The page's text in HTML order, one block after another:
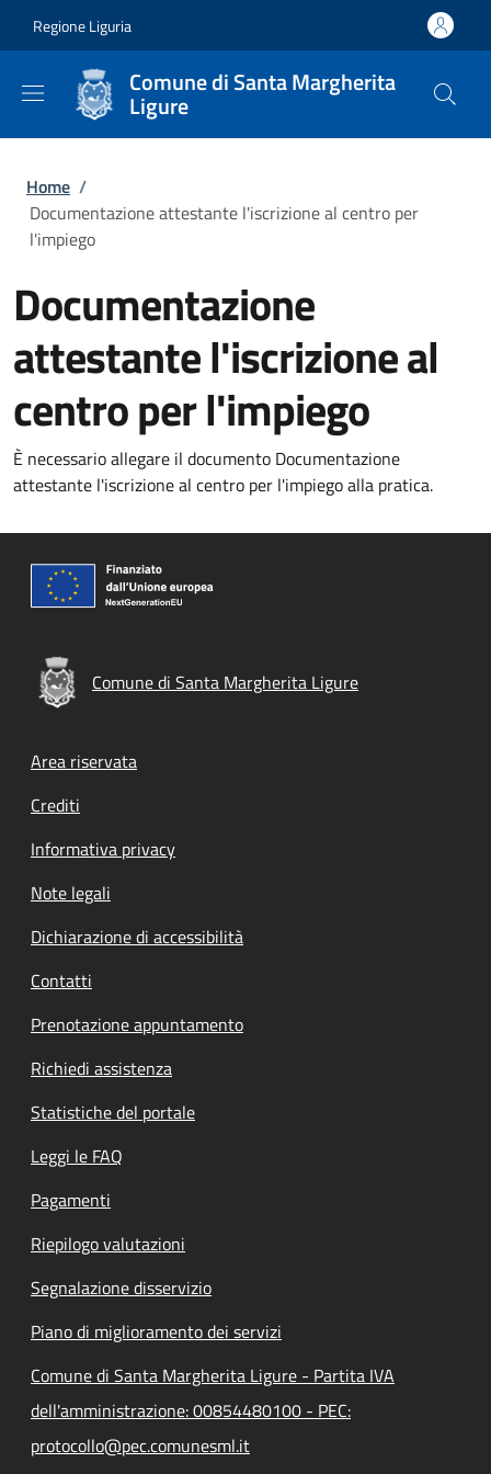
Regione Liguria
Comune di Santa Margherita
Ligure
Briciole di pane
Home /
Documentazione attestante l'iscrizione al centro per
l'impiego
Documentazione
attestante l'iscrizione al
centro per l'impiego
È necessario allegare il documento Documentazione
attestante l'iscrizione al centro per l'impiego alla pratica.
Comune di Santa Margherita Ligure
Footer menu
Area riservata
Crediti
Informativa privacy
Note legali
Dichiarazione di accessibilità
Contatti
Prenotazione appuntamento
Richiedi assistenza
Statistiche del portale
Leggi le FAQ
Pagamenti
Riepilogo valutazioni
Segnalazione disservizio
Piano di miglioramento dei servizi
Comune di Santa Margherita Ligure - Partita IVA
dell'amministrazione: 00854480100 - PEC:
protocollo@pec.comunesml.it